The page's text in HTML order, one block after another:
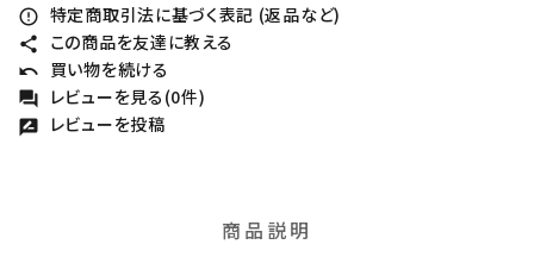
error_outline 特定商取引法に基づく表記 (返品など)
share この商品を友達に教える
undo 買い物を続ける
forum レビューを見る(0件)
rate_review レビューを投稿
商品説明